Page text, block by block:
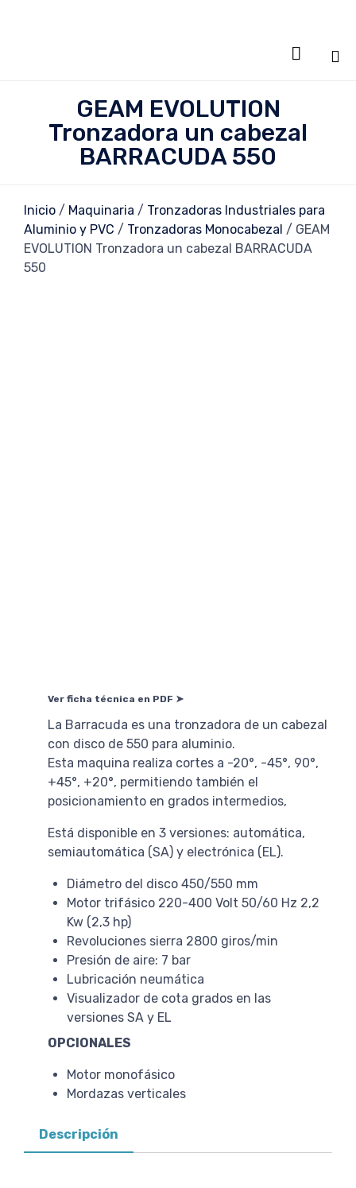

GEAM EVOLUTION
Tronzadora un cabezal
BARRACUDA 550
Inicio / Maquinaria / Tronzadoras Industriales para
Aluminio y PVC / Tronzadoras Monocabezal / GEAM
EVOLUTION Tronzadora un cabezal BARRACUDA
550
Ver ficha técnica en PDF ➤
La Barracuda es una tronzadora de un cabezal
con disco de 550 para aluminio.
Esta maquina realiza cortes a -20°, -45°, 90°,
+45°, +20°, permitiendo también el
posicionamiento en grados intermedios,
Está disponible en 3 versiones: automática,
semiautomática (SA) y electrónica (EL).
Diámetro del disco 450/550 mm
Motor trifásico 220-400 Volt 50/60 Hz 2,2
Kw (2,3 hp)
Revoluciones sierra 2800 giros/min
Presión de aire: 7 bar
Lubricación neumática
Visualizador de cota grados en las
versiones SA y EL
OPCIONALES
Motor monofásico
Mordazas verticales
Descripción